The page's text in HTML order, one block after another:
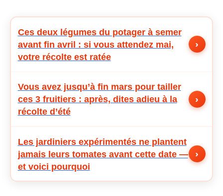
Ces deux légumes du potager à semer
avant fin avril : si vous attendez mai,
votre récolte est ratée
›
Vous avez jusqu’à fin mars pour tailler
ces 3 fruitiers : après, dites adieu à la
récolte d’été
›
Les jardiniers expérimentés ne plantent
jamais leurs tomates avant cette date —
et voici pourquoi
›